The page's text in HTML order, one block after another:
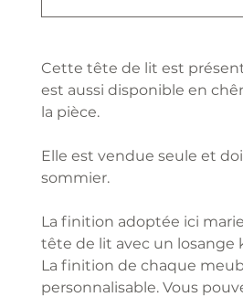
Cette tête de lit est
est aussi disponible en
la pièce.
Elle est vendue seule et
sommier.
La finition adoptée ici
tête de lit avec un losange
La finition de chaque
personnalisable. Vous